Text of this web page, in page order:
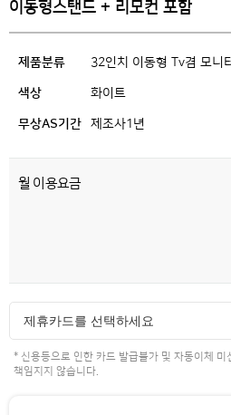
이동형스탠드 + 리모컨 포함
제품분류 32인치 이동형 Tv겸 모니
색상 화이트
무상AS기간 제조사1년
월 이용요금
제휴카드를 선택하세요
* 신용등으로 인한 카드 발급불가 및 자동이체
책임지지 않습니다.